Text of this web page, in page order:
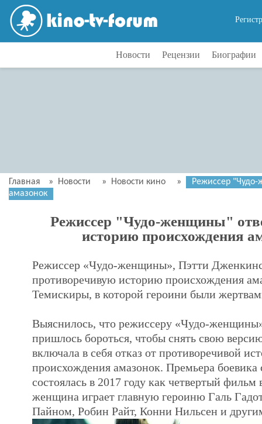
Новости Рецензии Биографии
Главная » Новости » Новости кино »
Режиссер
амазонок
Режиссер "Чудо-женщины"
историю происхождения
Режиссер «Чудо-женщины», Пэтти
противоречивую историю происхождения
Темискиры, в которой героини были
Выяснилось, что режиссеру «Чудо-
пришлось бороться, чтобы снять свою
включала в себя отказ от противоречивой
происхождения амазонок. Премьера
состоялась в 2017 году как четвертый
женщина играет главную героиню Галь
Пайном, Робин Райт, Конни Нильсен и